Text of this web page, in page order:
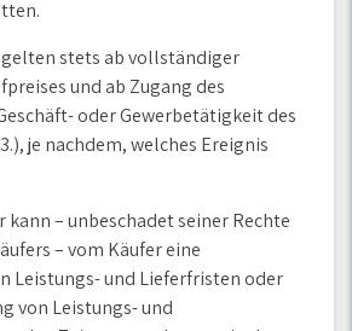
stets ab vollständiger
und ab Zugang des
oder Gewerbetätigkeit des
je nachdem, welches Ereignis
kann – unbeschadet seiner Rechte
– vom Käufer eine
Leistungs- und Lieferfristen oder
von Leistungs- und